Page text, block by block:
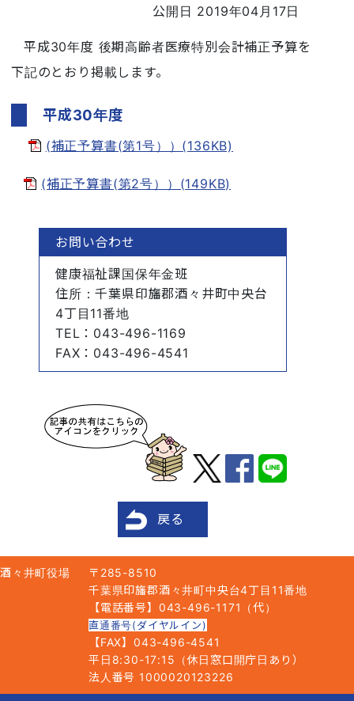
公開日 2019年04月17日
平成30年度 後期高齢者医療特別会計補正予算を
下記のとおり掲載します。
平成30年度
(補正予算書(第1号））(136KB)
(補正予算書(第2号））(149KB)
お問い合わせ
健康福祉課国保年金班
住所 ：千葉県印旛郡酒々井町中央台
4丁目11番地
TEL ：043-496-1169
FAX ：043-496-4541
戻る
酒々井町役場
〒285-8510
千葉県印旛郡酒々井町中央台4丁目11番地
【電話番号】043-496-1171（代）
直通番号(ダイヤルイン)
【FAX】043-496-4541
平日8:30-17:15（休日窓口開庁日あり）
法人番号 1000020123226